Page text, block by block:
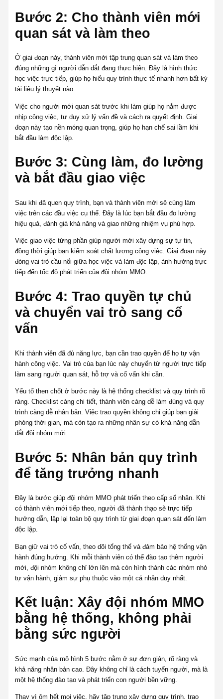
Bước 2: Cho thành viên mới
quan sát và làm theo
Ở giai đoạn này, thành viên mới tập trung quan sát và làm theo
đúng những gì người dẫn dắt đang thực hiện. Đây là hình thức
học việc trực tiếp, giúp họ hiểu quy trình thực tế nhanh hơn bất kỳ
tài liệu lý thuyết nào.
Việc cho người mới quan sát trước khi làm giúp họ nắm được
nhịp công việc, tư duy xử lý vấn đề và cách ra quyết định. Giai
đoạn này tạo nền móng quan trọng, giúp họ hạn chế sai lầm khi
bắt đầu làm độc lập.
Bước 3: Cùng làm, đo lường
và bắt đầu giao việc
Sau khi đã quen quy trình, bạn và thành viên mới sẽ cùng làm
việc trên các đầu việc cụ thể. Đây là lúc bạn bắt đầu đo lường
hiệu quả, đánh giá khả năng và giao những nhiệm vụ phù hợp.
Việc giao việc từng phần giúp người mới xây dựng sự tự tin,
đồng thời giúp bạn kiểm soát chất lượng công việc. Giai đoạn này
đóng vai trò cầu nối giữa học việc và làm độc lập, ảnh hưởng trực
tiếp đến tốc độ phát triển của đội nhóm MMO.
Bước 4: Trao quyền tự chủ
và chuyển vai trò sang cố
vấn
Khi thành viên đã đủ năng lực, bạn cần trao quyền để họ tự vận
hành công việc. Vai trò của bạn lúc này chuyển từ người trực tiếp
làm sang người quan sát, hỗ trợ và cố vấn khi cần.
Yếu tố then chốt ở bước này là hệ thống checklist và quy trình rõ
ràng. Checklist càng chi tiết, thành viên càng dễ làm đúng và quy
trình càng dễ nhân bản. Việc trao quyền không chỉ giúp bạn giải
phóng thời gian, mà còn tạo ra những nhân sự có khả năng dẫn
dắt đội nhóm mới.
Bước 5: Nhân bản quy trình
để tăng trưởng nhanh
Đây là bước giúp đội nhóm MMO phát triển theo cấp số nhân. Khi
có thành viên mới tiếp theo, người đã thành thạo sẽ trực tiếp
hướng dẫn, lặp lại toàn bộ quy trình từ giai đoạn quan sát đến làm
độc lập.
Bạn giữ vai trò cố vấn, theo dõi tổng thể và đảm bảo hệ thống vận
hành đúng hướng. Khi mỗi thành viên có thể đào tạo thêm người
mới, đội nhóm không chỉ lớn lên mà còn hình thành các nhóm nhỏ
tự vận hành, giảm sự phụ thuộc vào một cá nhân duy nhất.
Kết luận: Xây đội nhóm MMO
bằng hệ thống, không phải
bằng sức người
Sức mạnh của mô hình 5 bước nằm ở sự đơn giản, rõ ràng và
khả năng nhân bản cao. Đây không chỉ là cách tuyển người, mà là
một hệ thống đào tạo và phát triển con người bền vững.
Thay vì ôm hết mọi việc, hãy tập trung xây dựng quy trình, trao